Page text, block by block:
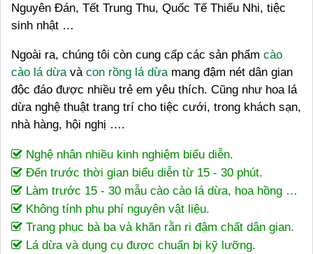
Nguyên Đán, Tết Trung Thu, Quốc Tế Thiếu Nhi, tiệc
sinh nhật …
Ngoài ra, chúng tôi còn cung cấp các sản phẩm cào
cào lá dừa và con rồng lá dừa mang đậm nét dân gian
độc đáo được nhiều trẻ em yêu thích. Cũng như hoa lá
dừa nghệ thuật trang trí cho tiệc cưới, trong khách sạn,
nhà hàng, hội nghị ….
Nghệ nhân nhiều kinh nghiệm biểu diễn.
Đến trước thời gian biểu diễn từ 15 - 30 phút.
Làm trước 15 - 30 mẫu cào cào lá dừa, hoa hồng …
Không tính phụ phí nguyên vật liệu.
Trang phục bà ba và khăn rằn ri đậm chất dân gian.
Lá dừa và dụng cụ được chuẩn bị kỹ lưỡng.